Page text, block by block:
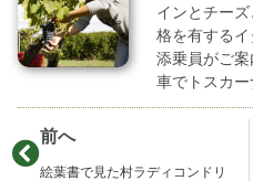
インとチー
格を有するイ
添乗員がご
車でトスカー
前へ
絵葉書で見た村ラディコンドリ